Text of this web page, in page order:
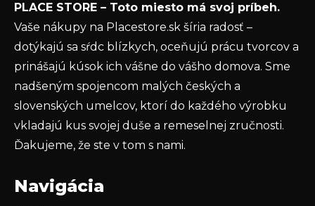
ochrany osobných údajov
PRIHLÁSIŤ SA
PLACE STORE – Toto miesto má svoj príbeh.
Vaše nákupy na Placestore.sk šíria radosť –
dotýkajú sa sŕdc blízkych, oceňujú prácu tvorcov a
prinášajú kúsok ich vášne do vášho domova. Sme
nadšeným spojencom malých českých a
slovenských umelcov, ktorí do každého výrobku
vkladajú kus svojej duše a remeselnej zručnosti.
Ďakujeme, že ste v tom s nami.
Navigácia